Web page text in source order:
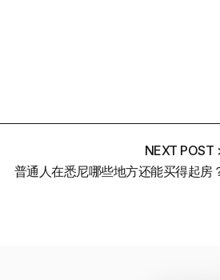
NEXT POST
普通人在悉尼哪些地方还能买得起房